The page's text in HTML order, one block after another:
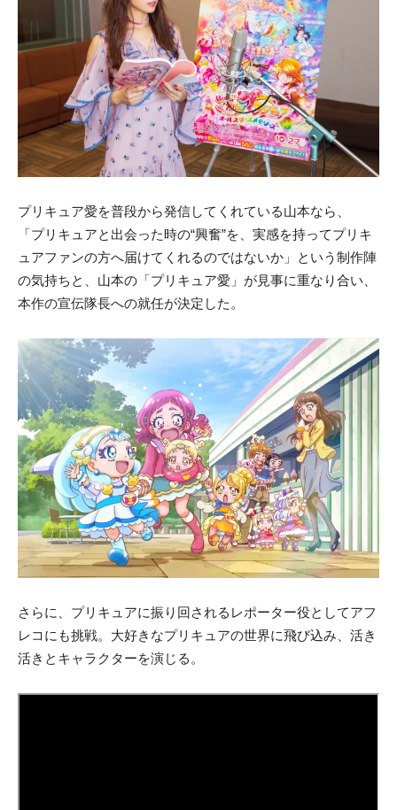
プリキュア愛を普段から発信してくれている山本なら、
「プリキュアと出会った時の“興奮”を、実感を持ってプリキ
ュアファンの方へ届けてくれるのではないか」という制作陣
の気持ちと、山本の「プリキュア愛」が見事に重なり合い、
本作の宣伝隊長への就任が決定した。
さらに、プリキュアに振り回されるレポーター役としてアフ
レコにも挑戦。大好きなプリキュアの世界に飛び込み、活き
活きとキャラクターを演じる。